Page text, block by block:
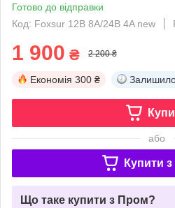
Готово до відправки
Код: Foxsur 12В 8А/24B 4A new
1 900 ₴ 2 200 ₴
Економія 300 ₴
або
Купити з
Що таке купити з Пром?